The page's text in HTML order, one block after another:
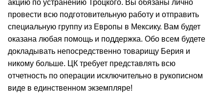
акцию по устранению Троцкого. Вы обязаны лично
провести всю подготовительную работу и отправить
специальную группу из Европы в Мексику. Вам будет
оказана любая помощь и поддержка. Обо всем будете
докладывать непосредственно товарищу Берия и
никому больше. ЦК требует представлять всю
отчетность по операции исключительно в рукописном
виде в единственном экземпляре!